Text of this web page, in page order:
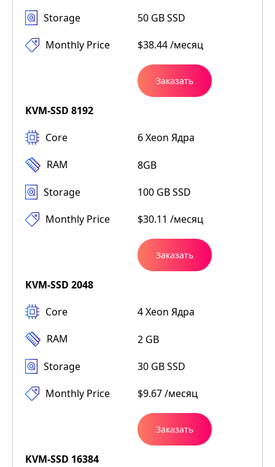
Storage
50 GB SSD
Monthly Price
$38.44 /месяц
Заказать
KVM-SSD 8192
Core
6 Xeon Ядра
RAM
8GB
Storage
100 GB SSD
Monthly Price
$30.11 /месяц
Заказать
KVM-SSD 2048
Core
4 Xeon Ядра
RAM
2 GB
Storage
30 GB SSD
Monthly Price
$9.67 /месяц
Заказать
KVM-SSD 16384